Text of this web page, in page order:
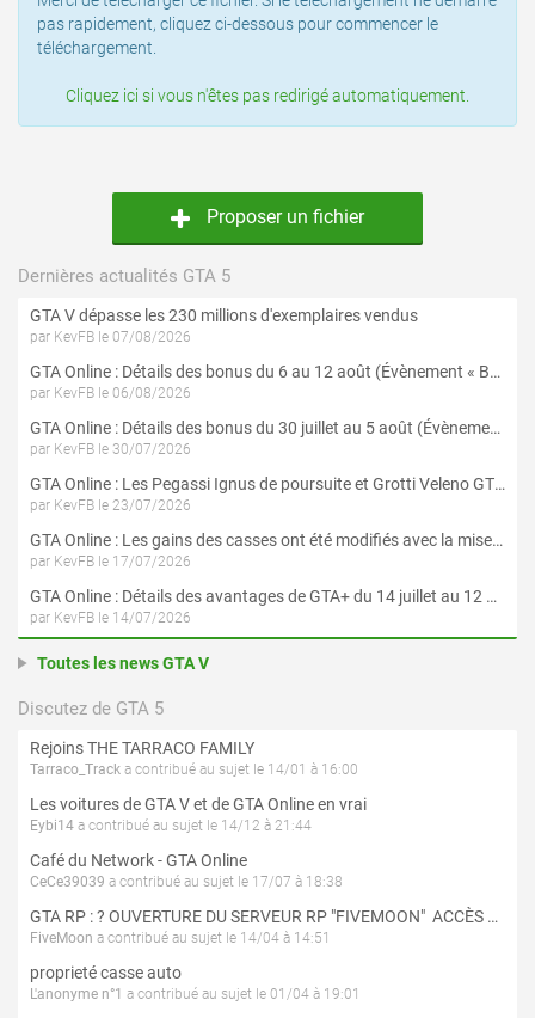
pas rapidement, cliquez ci-dessous pour commencer le
téléchargement.
Cliquez ici si vous n'êtes pas redirigé automatiquement.
Proposer un fichier
Dernières actualités GTA 5
GTA V dépasse les 230 millions d'exemplaires vendus
par KevFB le 07/08/2026
GTA Online : Détails des bonus du 6 au 12 août (Évènement « Braquages de l'été » - Suite et fin)
par KevFB le 06/08/2026
GTA Online : Détails des bonus du 30 juillet au 5 août (Évènement « Braquages d'été »)
par KevFB le 30/07/2026
GTA Online : Les Pegassi Ignus de poursuite et Grotti Veleno GT sont maintenant disponibles
par KevFB le 23/07/2026
GTA Online : Les gains des casses ont été modifiés avec la mise à jour « Le Braquage du Kortz Center »
par KevFB le 17/07/2026
GTA Online : Détails des avantages de GTA+ du 14 juillet au 12 août
par KevFB le 14/07/2026
Toutes les news GTA V
Discutez de GTA 5
Rejoins THE TARRACO FAMILY
Tarraco_Track a contribué au sujet le 14/01 à 16:00
Les voitures de GTA V et de GTA Online en vrai
Eybi14 a contribué au sujet le 14/12 à 21:44
Café du Network - GTA Online
CeCe39039 a contribué au sujet le 17/07 à 18:38
GTA RP : ? OUVERTURE DU SERVEUR RP "FIVEMOON"  ACCÈS LIBRE ?
FiveMoon a contribué au sujet le 14/04 à 14:51
proprieté casse auto
L'anonyme n°1 a contribué au sujet le 01/04 à 19:01